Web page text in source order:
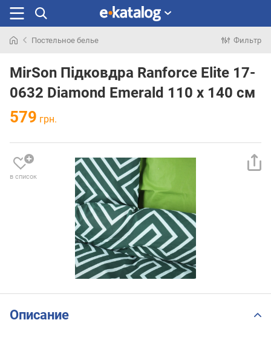
раньше
Постельное белье Фильтр
MirSon Підковдра Ranforce Elite 17-
0632 Diamond Emerald 110 x 140 см
579 грн.
в список
Описание